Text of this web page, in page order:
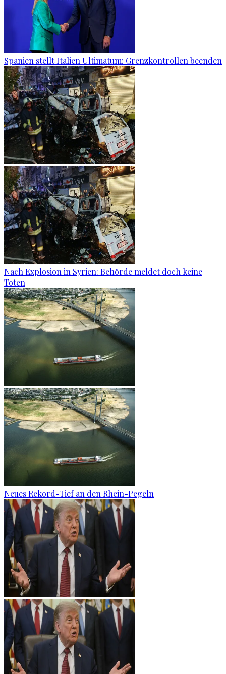
Spanien stellt Italien Ultimatum: Grenzkontrollen beenden
Nach Explosion in Syrien: Behörde meldet doch keine
Toten
Neues Rekord-Tief an den Rhein-Pegeln